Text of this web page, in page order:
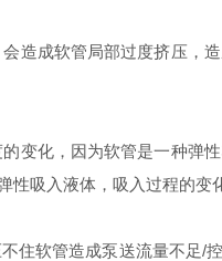
成软管局部过度挤压，
化，因为软管是一种弹
吸入液体，吸入过程的
软管造成泵送流量不足/